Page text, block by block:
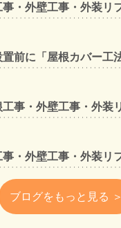
ブログをもっと見る ＞